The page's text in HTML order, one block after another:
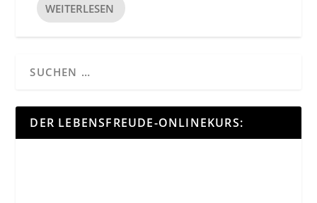
WEITERLESEN
DER LEBENSFREUDE-ONLINEKURS: